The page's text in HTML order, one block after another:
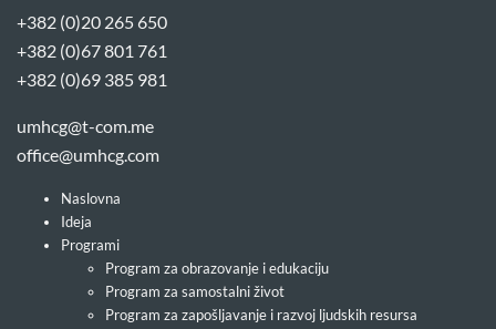
+382 (0)20 265 650
+382 (0)67 801 761
+382 (0)69 385 981
umhcg@t-com.me
office@umhcg.com
Naslovna
Ideja
Programi
Program za obrazovanje i edukaciju
Program za samostalni život
Program za zapošljavanje i razvoj ljudskih resursa